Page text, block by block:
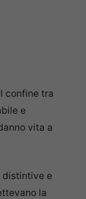
confine tra
e
vita a
distintive e
la